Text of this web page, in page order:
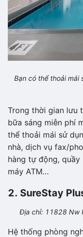
Bạn có thể thoải mái
Trong thời gian lưu
bữa sáng miễn phí
thể thoải mái sử
nhà, dịch vụ fax/
hàng tự động,
máy ATM…
2. SureStay
Địa chỉ: 11828 Nw
Hệ thống phòng